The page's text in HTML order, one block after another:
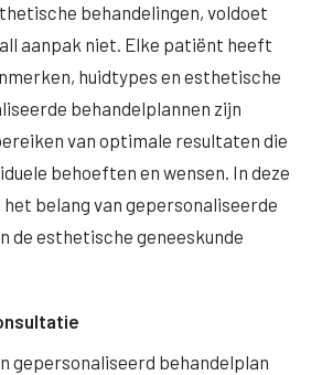
zuur) crème
→
behandelingen, voldoet
aanpak niet. Elke patiënt heeft
huidtypes en esthetische
behandelplannen zijn
van optimale resultaten die
behoeften en wensen. In deze
belang van gepersonaliseerde
de esthetische geneeskunde
gepersonaliseerd behandelplan